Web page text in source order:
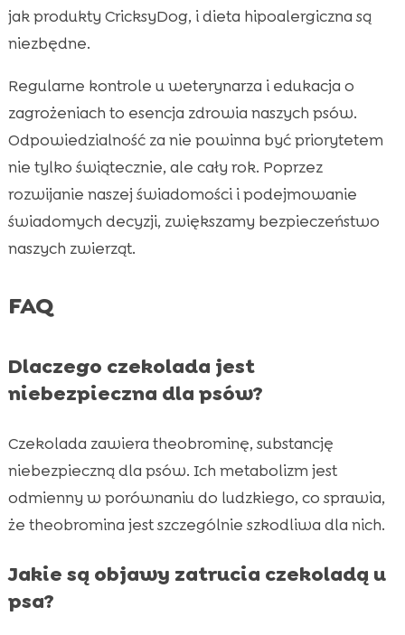
jak produkty CricksyDog, i dieta hipoalergiczna są
niezbędne.
Regularne kontrole u weterynarza i edukacja o
zagrożeniach to esencja zdrowia naszych psów.
Odpowiedzialność za nie powinna być priorytetem
nie tylko świątecznie, ale cały rok. Poprzez
rozwijanie naszej świadomości i podejmowanie
świadomych decyzji, zwiększamy bezpieczeństwo
naszych zwierząt.
FAQ
Dlaczego czekolada jest
niebezpieczna dla psów?
Czekolada zawiera theobrominę, substancję
niebezpieczną dla psów. Ich metabolizm jest
odmienny w porównaniu do ludzkiego, co sprawia,
że theobromina jest szczególnie szkodliwa dla nich.
Jakie są objawy zatrucia czekoladą u
psa?